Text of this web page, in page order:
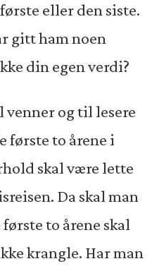
eller den siste.
gitt ham noen
din egen verdi?
venner og til lesere
første to årene i
skal være lette
Da skal man
to årene skal
krangle. Har man